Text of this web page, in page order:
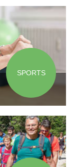
SPORTS